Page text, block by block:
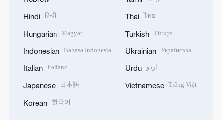
Hindi हिन्दी
Hungarian Magyar
Indonesian Bahasa Indonesia
Italian Italiano
Japanese 日本語
Korean 한국어
Thai ไทย
Turkish Türkçe
Ukrainian Українська
Urdu اردو
Vietnamese Tiếng Việt